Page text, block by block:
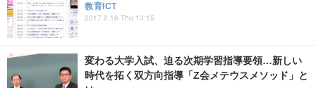
教育ICT
2017.2.16 Thu 13:15
変わる大学入試、迫る次期学習指導要領…新しい
時代を拓く双方向指導「Z会メテウスメソッド」と